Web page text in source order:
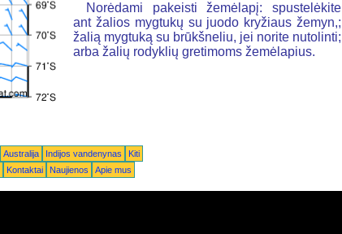
Norėdami pakeisti žemėlapį: spustelėkite
ant žalios mygtukų su juodo kryžiaus žemyn,;
žalią mygtuką su brūkšneliu, jei norite nutolinti;
arba žalių rodyklių gretimoms žemėlapius.
Australija Indijos vandenynas
Kiti
Kontaktai Naujienos Apie mus